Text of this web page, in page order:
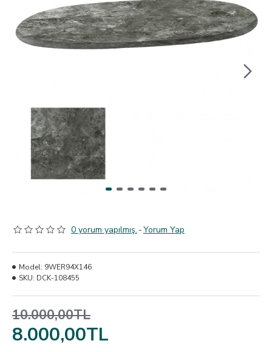
0 yorum yapılmış. -Yorum Yap
8.000,00TL
10.000,00TL
Model: 9WER94X146
SKU: DCK-108455